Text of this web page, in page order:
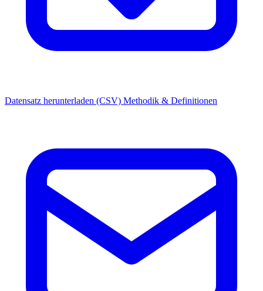
Datensatz herunterladen (CSV) Methodik & Definitionen